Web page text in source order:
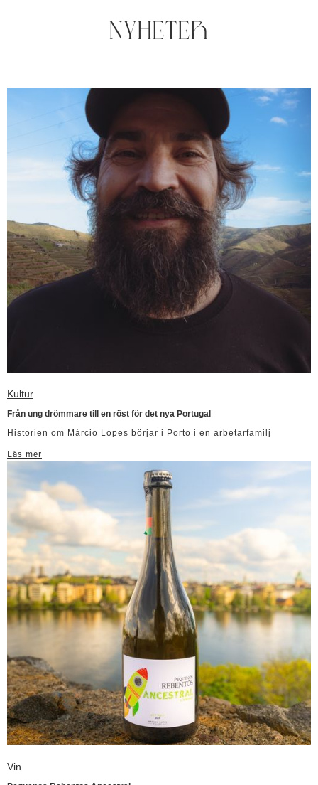
NYHETER
Kultur
Från ung drömmare till en röst för det nya Portugal
Historien om Márcio Lopes börjar i Porto i en arbetarfamilj
Läs mer
Vin